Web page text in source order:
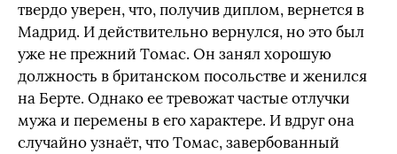
твердо уверен, что, получив диплом, вернется в
Мадрид. И действительно вернулся, но это был
уже не прежний Томас. Он занял хорошую
должность в британском посольстве и женился
на Берте. Однако ее тревожат частые отлучки
мужа и перемены в его характере. И вдруг она
случайно узнаёт, что Томас, завербованный